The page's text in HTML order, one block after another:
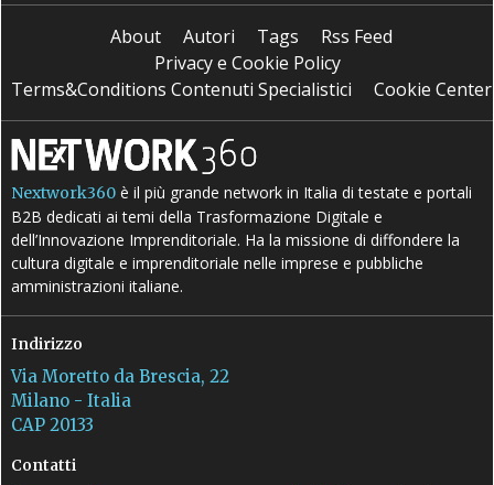
About Autori Tags
Rss Feed
Privacy e Cookie Policy
Terms&Conditions Contenuti Specialistici
Cookie Center
Nextwork360 è il più grande network in Italia di testate e portali
B2B dedicati ai temi della Trasformazione Digitale e
dell’Innovazione Imprenditoriale. Ha la missione di diffondere la
cultura digitale e imprenditoriale nelle imprese e pubbliche
amministrazioni italiane.
Indirizzo
Via Moretto da Brescia, 22
Milano - Italia
CAP 20133
Contatti